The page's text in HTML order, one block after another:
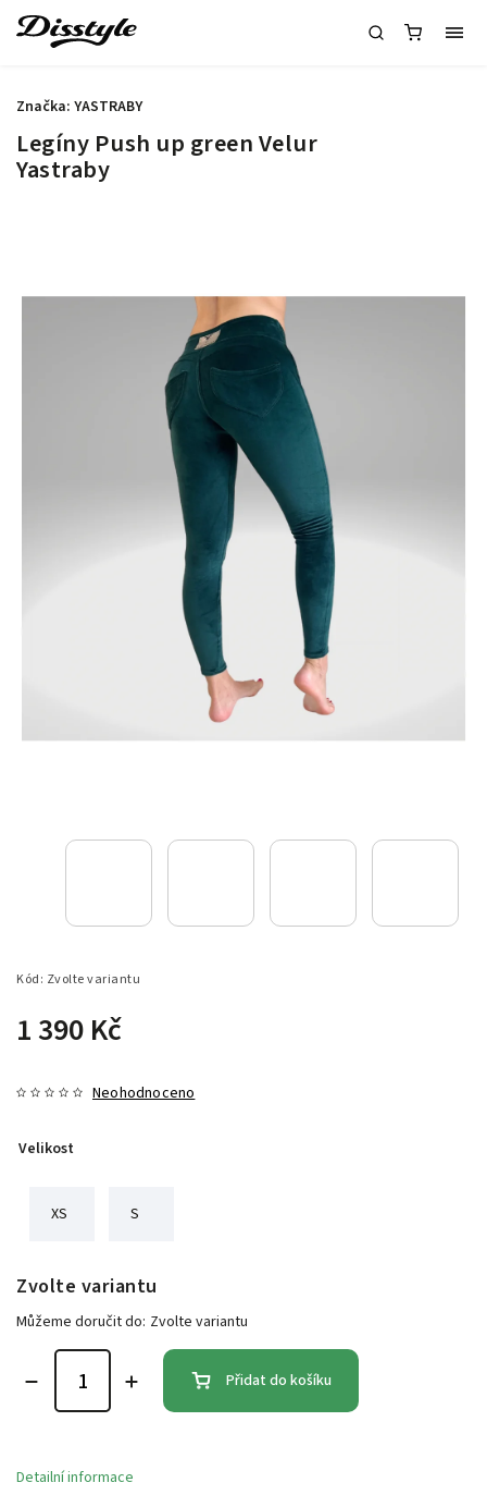
Legíny Push up green Velur
Yastraby
Kód: Zvolte variantu
1 390 Kč
Neohodnoceno
Značka: YASTRABY
Velikost
XS S
Zvolte variantu
Můžeme doručit do: Zvolte variantu
Přidat do košíku
Detailní informace